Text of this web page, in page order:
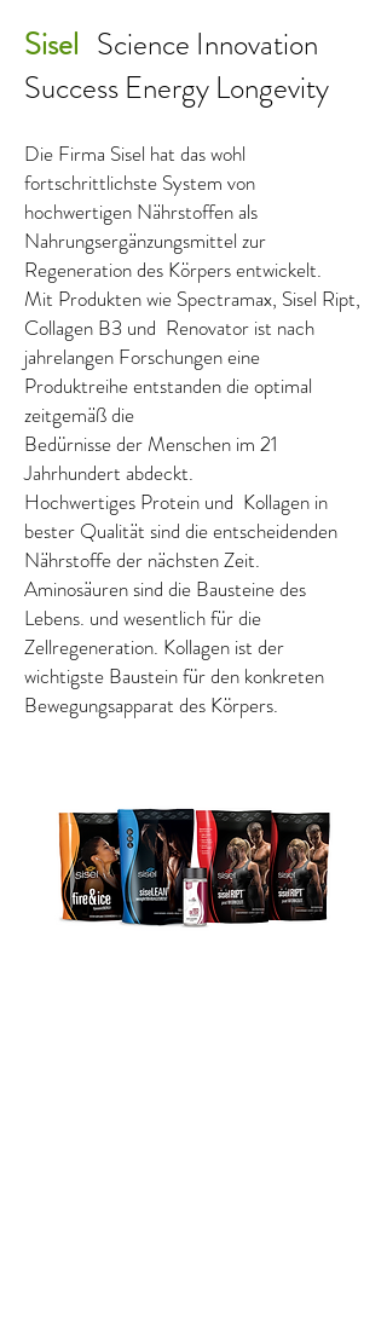
Sisel Science Innovation
Success Energy Longevity
Die Firma Sisel hat das wohl
fortschrittlichste System von
hochwertigen Nährstoffen als
Nahrungsergänzungsmittel zur
Regeneration des Körpers entwickelt.
Mit Produkten wie Spectramax, Sisel Ript,
Collagen B3 und Renovator ist nach
jahrelangen Forschungen eine
Produktreihe entstanden die optimal
zeitgemäß die
Bedürnisse der Menschen im 21
Jahrhundert abdeckt.
Hochwertiges Protein und Kollagen in
bester Qualität sind die entscheidenden
Nährstoffe der nächsten Zeit.
Aminosäuren sind die Bausteine des
Lebens. und wesentlich für die
Zellregeneration. Kollagen ist der
wichtigste Baustein für den konkreten
Bewegungsapparat des Körpers.